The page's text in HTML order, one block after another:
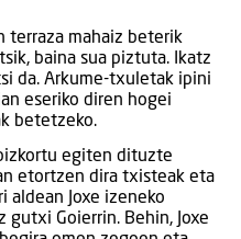
terraza mahaiz beterik
baina sua piztuta. Ikatz
da. Arkume-txuletak ipini
eseriko diren hogei
betetzeko.
egiten dituzte
etortzen dira txisteak eta
aldean Joxe izeneko
gutxi Goierrin. Behin, Joxe